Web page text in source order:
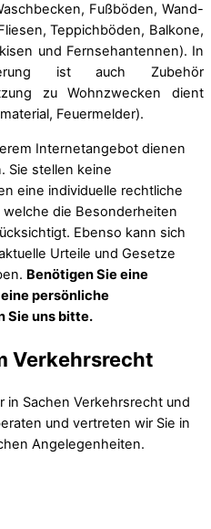
Fußböden, Wand-
Teppichböden, Balkone,
und Fernsehantennen). In
ist auch Zubehör
zu Wohnzwecken dient
Feuermelder).
Internetangebot dienen
Sie stellen keine
eine individuelle rechtliche
die Besonderheiten
Ebenso kann sich
Urteile und Gesetze
Benötigen Sie eine
persönliche
Sie uns bitte.
Verkehrsrecht
in Sachen Verkehrsrecht und
und vertreten wir Sie in
Angelegenheiten.